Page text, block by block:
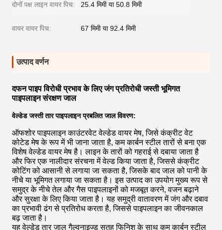
दोनों पक्ष लाइन वायर पिच: 25.4 मिमी या 50.8 मिमी
वायर वायर पिच: 67 मिमी या 92.4 मिमी
उत्पाद वर्णन
दफन पाइप विरोधी प्रभाव के लिए जंग प्रतिरोधी जस्ती भूमिगत
पाइपलाइन संरक्षण जाल
वेल्डेड जस्ती तार पाइपलाइन प्रबलित जाल विवरण:
ऑफशोर पाइपलाइन काउंटरवेट वेल्डेड वायर मेष, जिसे कंक्रीट वेट
कोटेड मेष के रूप में भी जाना जाता है, कम कार्बन स्टील तारों से बना एक
विशेष वेल्डेड वायर मेष है। लाइन के तारों को गहराई से दबाया जाता है
और फिर एक नालीदार संरचना में वेल्ड किया जाता है, जिससे कंक्रीट
कोटिंग को आसानी से लगाया जा सकता है, जिसके बाद जाल को पानी के
नीचे या भूमिगत लगाया जा सकता है। इस उत्पाद का उपयोग मुख्य रूप से
समुद्र के नीचे तेल और गैस पाइपलाइनों को मजबूत करने, वजन बढ़ाने
और सुरक्षा के लिए किया जाता है। यह समुद्री वातावरण में जंग और दबाव
का प्रभावी ढंग से प्रतिरोध करता है, जिससे पाइपलाइन का जीवनकाल
बढ़ जाता है।
यह वेल्डेड तार जाल गैल्वनाइज्ड सतह फिनिश के साथ कम कार्बन स्टील